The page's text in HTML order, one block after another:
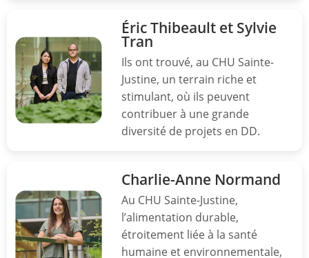
Éric Thibeault et Sylvie
Tran
Ils ont trouvé, au CHU Sainte-
Justine, un terrain riche et
stimulant, où ils peuvent
contribuer à une grande
diversité de projets en DD.
Charlie-Anne Normand
Au CHU Sainte-Justine,
l’alimentation durable,
étroitement liée à la santé
humaine et environnementale,